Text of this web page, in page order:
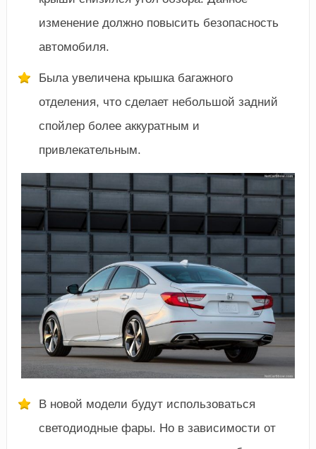
изменение должно повысить безопасность
автомобиля.
Была увеличена крышка багажного
отделения, что сделает небольшой задний
спойлер более аккуратным и
привлекательным.
В новой модели будут использоваться
светодиодные фары. Но в зависимости от